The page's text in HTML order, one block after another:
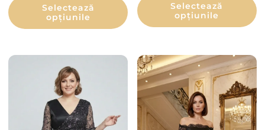
Selectează
opțiunile
Selectează
opțiunile